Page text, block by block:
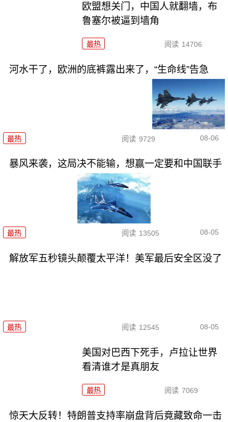
欧盟想关门，中国人就翻墙，布
鲁塞尔被逼到墙角
最热 阅读 14706
河水干了，欧洲的底裤露出来了，“生命线”告急
最热 阅读 9729 08-06
暴风来袭，这局决不能输，想赢一定要和中国联手
最热 阅读 13505 08-05
解放军五秒镜头颠覆太平洋！美军最后安全区没了
最热 阅读 12545 08-05
美国对巴西下死手，卢拉让世界
看清谁才是真朋友
最热 阅读 7069
惊天大反转！特朗普支持率崩盘背后竟藏致命一击